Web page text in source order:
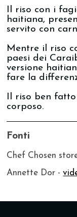
Il riso con i
haitiana,
servito con
Mentre il riso
paesi dei
versione
fare la
Il riso ben
corposo.
Fonti
Chef Chosen
Annette Dor -